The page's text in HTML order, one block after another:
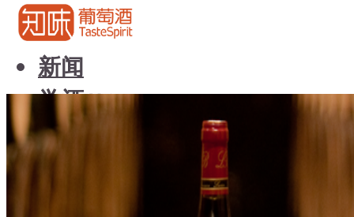
联系我们
知味荐酒
新闻
学酒
基础知识
知味荐酒
新闻